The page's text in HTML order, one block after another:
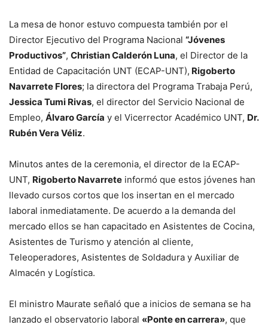
La mesa de honor estuvo compuesta también por el
Director Ejecutivo del Programa Nacional “Jóvenes
Productivos”, Christian Calderón Luna, el Director de la
Entidad de Capacitación UNT (ECAP-UNT), Rigoberto
Navarrete Flores; la directora del Programa Trabaja Perú,
Jessica Tumi Rivas, el director del Servicio Nacional de
Empleo, Álvaro García y el Vicerrector Académico UNT, Dr.
Rubén Vera Véliz.
Minutos antes de la ceremonia, el director de la ECAP-
UNT, Rigoberto Navarrete informó que estos jóvenes han
llevado cursos cortos que los insertan en el mercado
laboral inmediatamente. De acuerdo a la demanda del
mercado ellos se han capacitado en Asistentes de Cocina,
Asistentes de Turismo y atención al cliente,
Teleoperadores, Asistentes de Soldadura y Auxiliar de
Almacén y Logística.
El ministro Maurate señaló que a inicios de semana se ha
lanzado el observatorio laboral «Ponte en carrera», que